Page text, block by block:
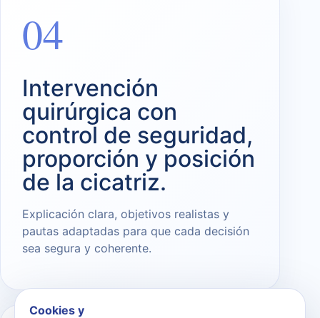
04
Intervención
quirúrgica con
control de seguridad,
proporción y posición
de la cicatriz.
Explicación clara, objetivos realistas y
pautas adaptadas para que cada decisión
sea segura y coherente.
Cookies y